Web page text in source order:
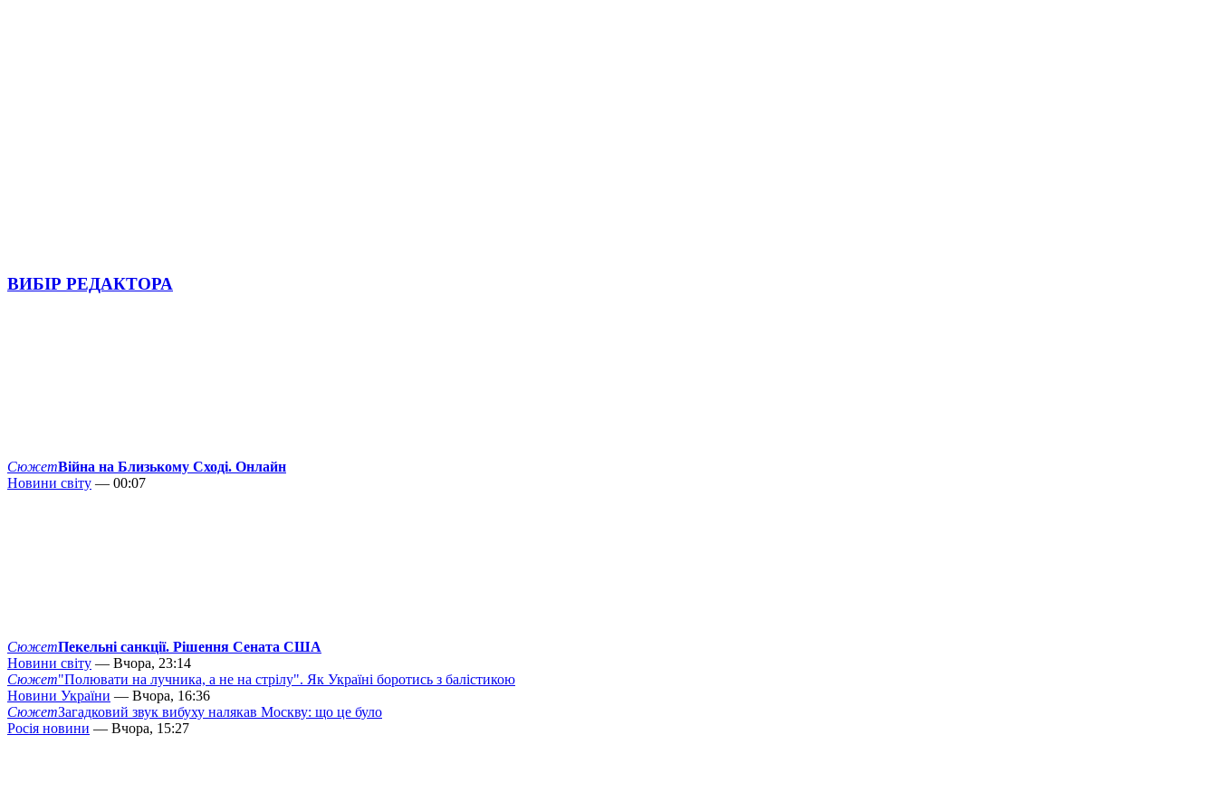
ВИБІР РЕДАКТОРА
СюжетВійна на Близькому Сході. Онлайн
Новини світу — 00:07
СюжетПекельні санкції. Рішення Сената США
Новини світу — Вчора, 23:14
Сюжет"Полювати на лучника, а не на стрілу". Як Україні боротись з балістикою
Новини України — Вчора, 16:36
СюжетЗагадковий звук вибуху налякав Москву: що це було
Росія новини — Вчора, 15:27